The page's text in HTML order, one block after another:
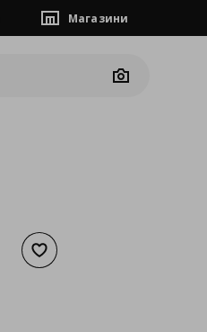
Магазини
Camera
Добави към списъка с